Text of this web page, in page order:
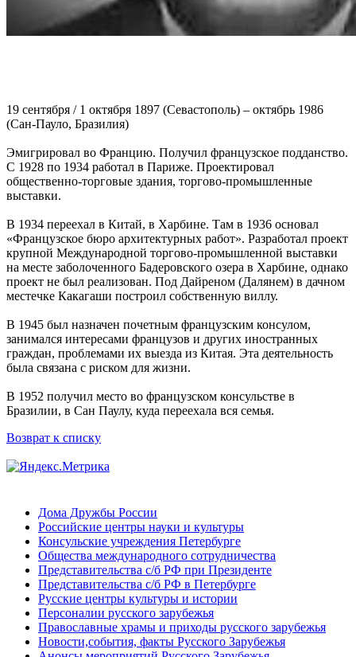
19 сентября / 1 октября 1897 (Севастополь) – октябрь 1986
(Сан-Пауло, Бразилия)
Эмигрировал во Францию. Получил французское подданство.
С 1928 по 1934 работал в Париже. Проектировал
общественно-торговые здания, торгово-промышленные
выставки.
В 1934 переехал в Китай, в Харбине. Там в 1936 основал
«Французское бюро архитектурных работ». Разработал проект
крупной Международной торгово-промышленной выставки
на месте заболоченного Бадеровского озера в Харбине, однако
проект не был реализован. Под Дайреном (Далянем) в дачном
местечке Какагаши построил собственную виллу.
В 1945 был назначен почетным французским консулом,
занимался интересами французов и других иностранных
граждан, проблемами их выезда из Китая. Эта деятельность
была связана с риском для жизни.
В 1952 получил место во французском консульстве в
Бразилии, в Сан Паулу, куда переехала вся семья.
Возврат к списку
Дома Дружбы России
Российские центры науки и культуры
Консульские учреждения Петербурге
Общества международного сотрудничества
Представительства с/б РФ при Президенте
Представительства с/б РФ в Петербурге
Русские центры культуры и истории
Персоналии русского зарубежья
Православные храмы и приходы русского зарубежья
Новости,события, факты Русского Зарубежья